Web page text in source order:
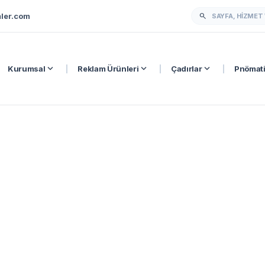
search
Kurumsal expand_more Reklam Ürünleri expand_more Çadırlarexpand_more